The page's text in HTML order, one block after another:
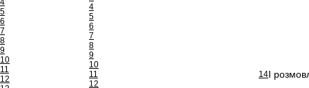
4
5
6
7
8
9
10
11
12
4
5
6
7
8
9
10
11
12
14І